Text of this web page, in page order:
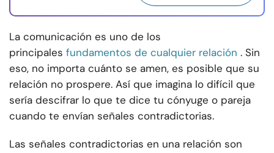
La comunicación es uno de los
principales fundamentos de cualquier relación . Sin
eso, no importa cuánto se amen, es posible que su
relación no prospere. Así que imagina lo difícil que
sería descifrar lo que te dice tu cónyuge o pareja
cuando te envían señales contradictorias.
Las señales contradictorias en una relación son